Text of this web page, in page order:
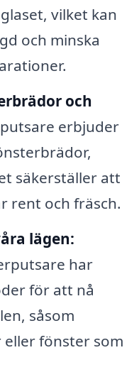
vilket kan
och minska
och
erbjuder
säkerställer att
rent och fräsch.
lägen:
har
för att nå
såsom
fönster som